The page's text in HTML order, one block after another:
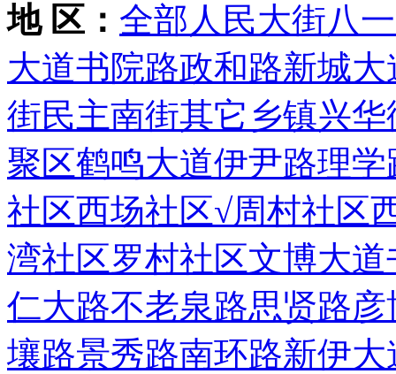
地 区： 全部 人民大街八
大道书院路政和路新城大
街民主南街其它乡镇兴华
聚区鹤鸣大道伊尹路理学
社区西场社区√周村社区
湾社区罗村社区文博大道
仁大路不老泉路思贤路
壤路景秀路南环路新伊大